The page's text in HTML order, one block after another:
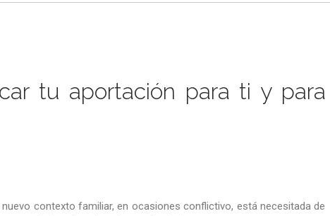
tu aportación para ti y para
contexto familiar, en ocasiones conflictivo, está necesitada de